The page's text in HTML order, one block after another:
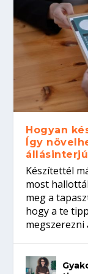
Hogyan
Így
Készítettél
most
meg a
hogy a te
megszerezni